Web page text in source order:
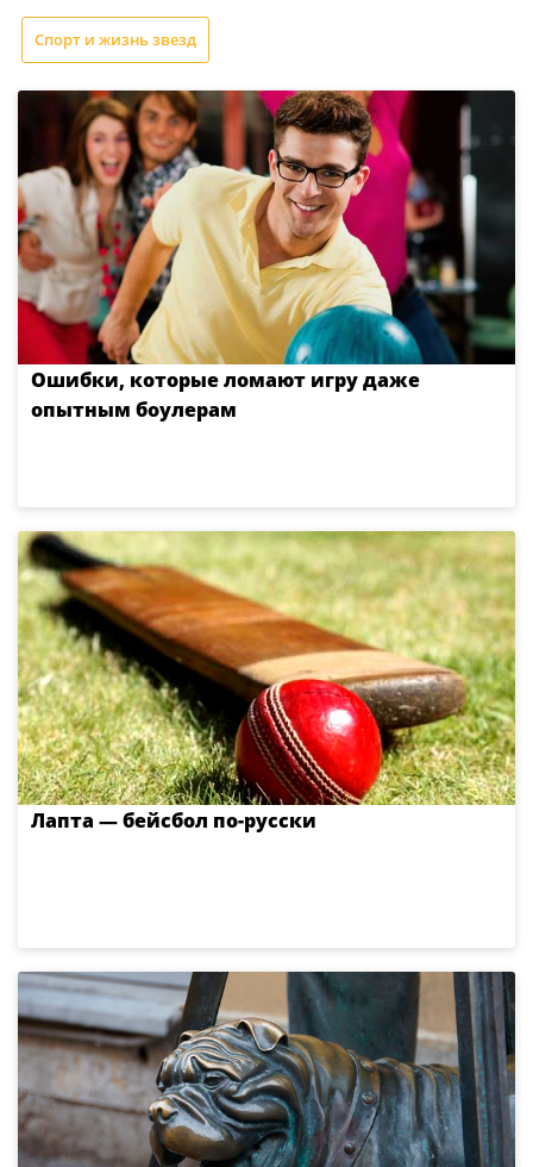
Спорт и жизнь звезд
Ошибки, которые ломают игру даже
опытным боулерам
Лапта — бейсбол по-русски